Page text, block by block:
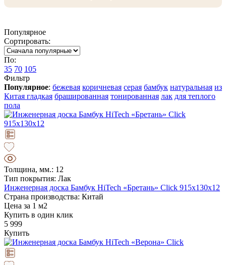
Популярное
Сортировать:
По:
35 70 105
Фильтр
Популярное: бежевая коричневая серая бамбук натуральная из
Китая гладкая брашированная тонированная лак для теплого
пола
Толщина, мм.: 12
Тип покрытия: Лак
Инженерная доска Бамбук HiTech «Бретань» Click 915х130х12
Страна производства: Китай
Цена за 1 м2
Купить в один клик
5 999
Купить